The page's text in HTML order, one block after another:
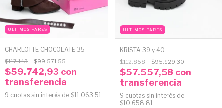
ULTIMOS PARES
CHARLOTTE CHOCOLATE 35
$117.143 $99.571,55
$59.742,93 con
transferencia
9 cuotas sin interés de $11.063,51
ULTIMOS PARES
KRISTA 39 y 40
$112.858 $95.929,30
$57.557,58 con
transferencia
9 cuotas sin interés de
$10.658,81